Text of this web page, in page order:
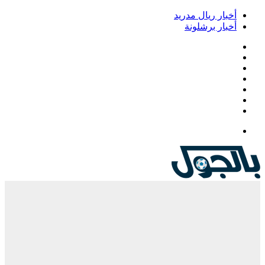
أخبار ريال مدريد
أخبار برشلونة